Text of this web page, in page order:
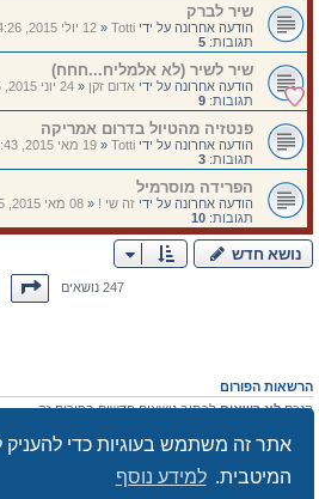
אתר זה משתמש בעוגיות כדי להעניק
המיטבית. למידע נוסף
שיר לברק
הודעה אחרונה על ידי Totti
«12 יולי 2015, 14:26
תגובות: 5
שיר לשיר (לא אלמליח...חחח)
הודעה אחרונה על ידי אדום זקן«24 יוני 2015, 13:15
תגובות: 9
פנטזיה מהטיול בדרום אמריקה
הודעה אחרונה על ידי Totti
«19 מאי 2015, 13:43
תגובות: 3
הפרידה מוסרמיל
הודעה אחרונה על ידי זה שי ! «08 מאי 2015, 00:15
תגובות: 10
נושא חדש
247 נושאיםדף1מתוך10
הרשאות הפורום
הנכםלא רשאיםלכתוב נושאים חדשים בפורום זה
הנכםלא רשאיםלערוך את ההודעות שלך בפורום זה
הנכםלא רשאיםלצרף קבצים בפורום זה